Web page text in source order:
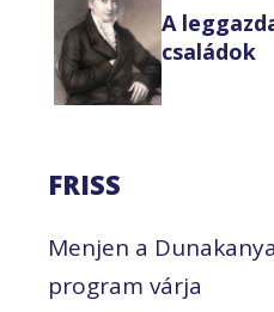
A
családok
FRISS
Menjen a
program várja